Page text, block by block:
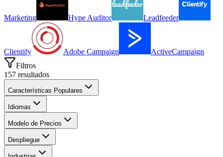
Marketing Hype Auditor Leadfeeder
Clientify Adobe Campaign
ActiveCampaign
Filtros
157 resultados
Características Populares
Idiomas
Modelo de Precios
Despliegue